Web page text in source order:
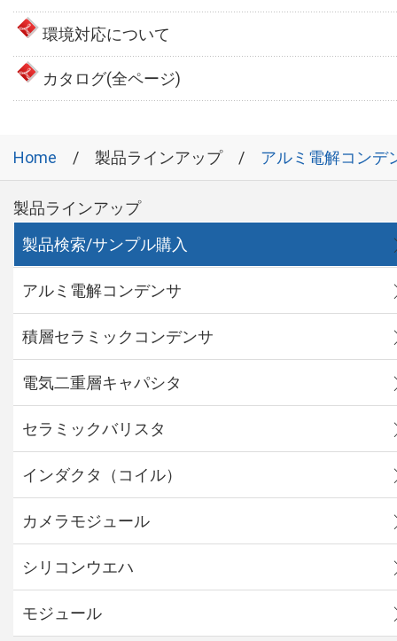
環境対応について
カタログ(全ページ)
Home 製品ラインアップ アルミ電解コンデ
製品ラインアップ
製品検索/サンプル購入
アルミ電解コンデンサ
積層セラミックコンデンサ
電気二重層キャパシタ
セラミックバリスタ
インダクタ（コイル）
カメラモジュール
シリコンウエハ
モジュール